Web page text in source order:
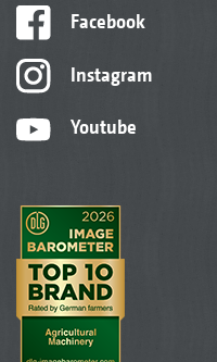
Facebook
Instagram
Youtube